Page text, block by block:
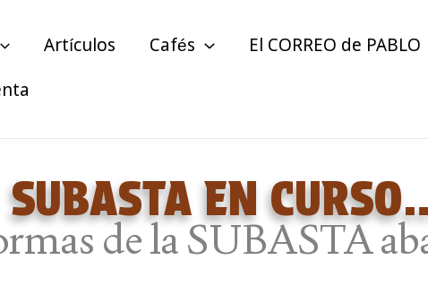
Artículos Cafés
El CORREO de PABLO
SUBASTA EN
de la SUBASTA